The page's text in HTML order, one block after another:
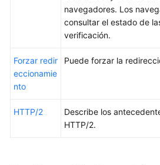
Billing
Best
navegadores. Los
consultar el estado de
verificación.
Forzar redir
eccionamie
nto
Puede forzar la
HTTP/2
Describe los
HTTP/2.